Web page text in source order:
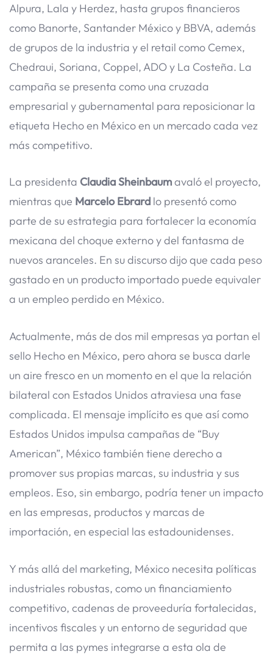
Alpura, Lala y Herdez, hasta grupos financieros
como Banorte, Santander México y BBVA, además
de grupos de la industria y el retail como Cemex,
Chedraui, Soriana, Coppel, ADO y La Costeña. La
campaña se presenta como una cruzada
empresarial y gubernamental para reposicionar la
etiqueta Hecho en México en un mercado cada vez
más competitivo.
La presidenta Claudia Sheinbaumavaló el proyecto,
mientras que Marcelo Ebrard lo presentó como
parte de su estrategia para fortalecer la economía
mexicana del choque externo y del fantasma de
nuevos aranceles. En su discurso dijo que cada peso
gastado en un producto importado puede equivaler
a un empleo perdido en México.
Actualmente, más de dos mil empresas ya portan el
sello Hecho en México, pero ahora se busca darle
un aire fresco en un momento en el que la relación
bilateral con Estados Unidos atraviesa una fase
complicada. El mensaje implícito es que así como
Estados Unidos impulsa campañas de “Buy
American”, México también tiene derecho a
promover sus propias marcas, su industria y sus
empleos. Eso, sin embargo, podría tener un impacto
en las empresas, productos y marcas de
importación, en especial las estadounidenses.
Y más allá del marketing, México necesita políticas
industriales robustas, como un financiamiento
competitivo, cadenas de proveeduría fortalecidas,
incentivos fiscales y un entorno de seguridad que
permita a las pymes integrarse a esta ola de